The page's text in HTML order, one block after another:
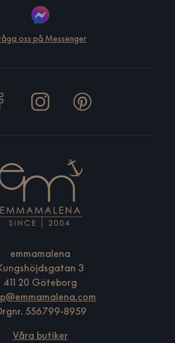
oss på Messenger
emmamalena
3
411 20 Göteborg
556799-8959
Våra butiker